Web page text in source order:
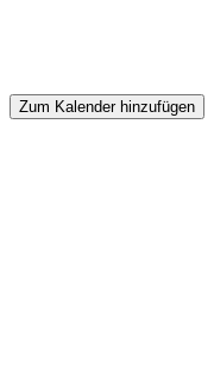
Zum Kalender hinzufügen